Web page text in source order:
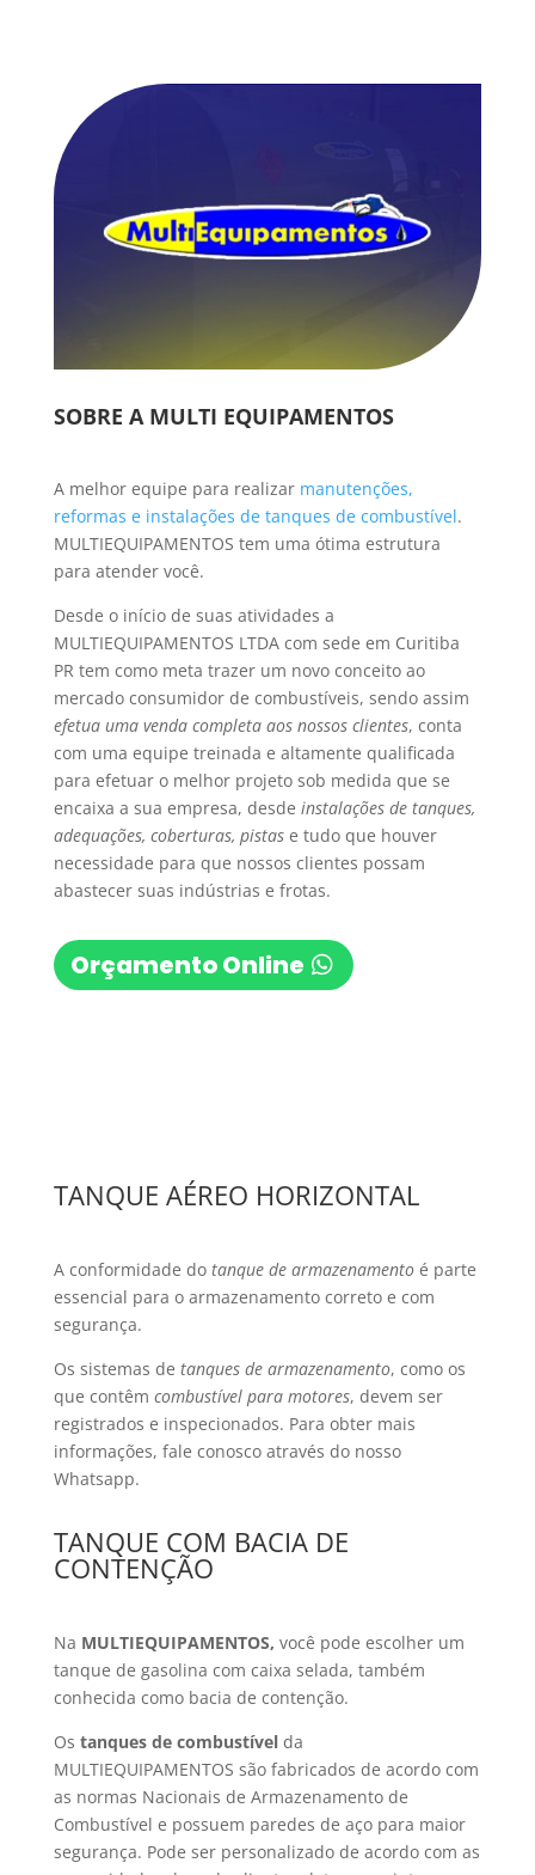
SOBRE A MULTI EQUIPAMENTOS
A melhor equipe para realizar manutenções,
reformas e instalações de tanques de combustível.
MULTIEQUIPAMENTOS tem uma ótima estrutura
para atender você.
Desde o início de suas atividades a
MULTIEQUIPAMENTOS LTDA com sede em Curitiba
PR tem como meta trazer um novo conceito ao
mercado consumidor de combustíveis, sendo assim
efetua uma venda completa aos nossos clientes, conta
com uma equipe treinada e altamente qualificada
para efetuar o melhor projeto sob medida que se
encaixa a sua empresa, desde instalações de tanques,
adequações, coberturas, pistase tudo que houver
necessidade para que nossos clientes possam
abastecer suas indústrias e frotas.
Orçamento Online
TANQUE AÉREO HORIZONTAL
A conformidade do tanque de armazenamentoé parte
essencial para o armazenamento correto e com
segurança.
Os sistemas de tanques de armazenamento, como os
que contêm combustível para motores, devem ser
registrados e inspecionados. Para obter mais
informações, fale conosco através do nosso
Whatsapp.
TANQUE COM BACIA DE
CONTENÇÃO
Na MULTIEQUIPAMENTOS, você pode escolher um
tanque de gasolina com caixa selada, também
conhecida como bacia de contenção.
Os tanques de combustível da
MULTIEQUIPAMENTOS são fabricados de acordo com
as normas Nacionais de Armazenamento de
Combustível e possuem paredes de aço para maior
segurança. Pode ser personalizado de acordo com as